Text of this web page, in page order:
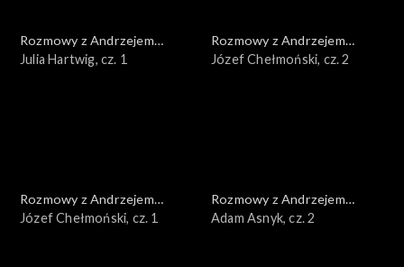
Rozmowy z Andrzejem
Doboszem
Julia Hartwig, cz. 1
Rozmowy z Andrzejem
Doboszem
Józef Chełmoński, cz. 2
Rozmowy z Andrzejem
Doboszem
Józef Chełmoński, cz. 1
Rozmowy z Andrzejem
Doboszem
Adam Asnyk, cz. 2